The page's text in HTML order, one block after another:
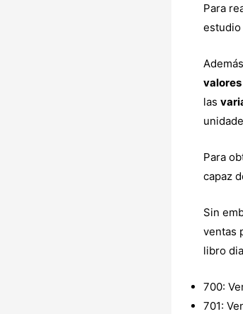
Para
estudio
las
Para
capaz
Sin
ventas
libro
700:
701: